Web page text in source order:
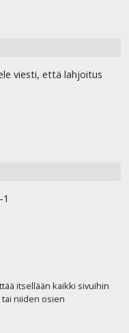
viesti, että lahjoitus
itsellään kaikki sivuihin
niiden osien